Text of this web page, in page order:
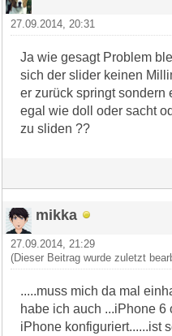
27.09.2014, 20:31
Ja wie gesagt Problem
sich der slider keinen
er zurück springt sondern
egal wie doll oder sacht
zu sliden ??
mikka
27.09.2014, 21:29
(Dieser Beitrag wurde zuletzt
.....muss mich da mal
habe ich auch ...iPhone
iPhone konfiguriert......ist